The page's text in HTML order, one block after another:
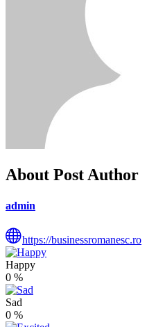
About Post Author
admin
https://businessromanesc.ro
Happy
0 %
Sad
0 %